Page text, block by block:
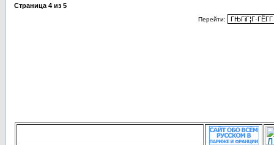
Страница 4 из 5
Перейти: